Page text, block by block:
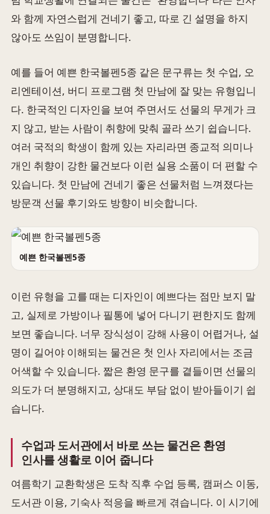
와 함께 자연스럽게 건네기 좋고, 따로 긴 설명을 하지
않아도 쓰임이 분명합니다.
예를 들어 예쁜 한국볼펜5종 같은 문구류는 첫 수업, 오
리엔테이션, 버디 프로그램 첫 만남에 잘 맞는 유형입니
다. 한국적인 디자인을 보여 주면서도 선물의 무게가 크
지 않고, 받는 사람이 취향에 맞춰 골라 쓰기 쉽습니다.
여러 국적의 학생이 함께 있는 자리라면 종교적 의미나
개인 취향이 강한 물건보다 이런 실용 소품이 더 편할 수
있습니다. 첫 만남에 건네기 좋은 선물처럼 느껴졌다는
방문객 선물 후기와도 방향이 비슷합니다.
예쁜 한국볼펜5종
이런 유형을 고를 때는 디자인이 예쁘다는 점만 보지 말
고, 실제로 가방이나 필통에 넣어 다니기 편한지도 함께
보면 좋습니다. 너무 장식성이 강해 사용이 어렵거나, 설
명이 길어야 이해되는 물건은 첫 인사 자리에서는 조금
어색할 수 있습니다. 짧은 환영 문구를 곁들이면 선물의
의도가 더 분명해지고, 상대도 부담 없이 받아들이기 쉽
습니다.
수업과 도서관에서 바로 쓰는 물건은 환영
인사를 생활로 이어 줍니다
여름학기 교환학생은 도착 직후 수업 등록, 캠퍼스 이동,
도서관 이용, 기숙사 적응을 빠르게 겪습니다. 이 시기에